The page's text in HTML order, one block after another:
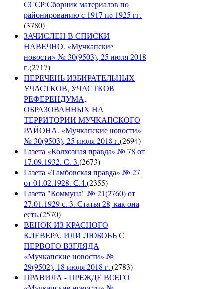
СССР:Сборник материалов по
районированию с 1917 по 1925 гг.
(3780)
ЗАЧИСЛЕН В СПИСКИ
НАВЕЧНО. «Мучкапские
новости» № 30(9503), 25 июля 2018
г.(2717)
ПЕРЕЧЕНЬ ИЗБИРАТЕЛЬНЫХ
УЧАСТКОВ, УЧАСТКОВ
РЕФЕРЕНДУМА,
ОБРАЗОВАННЫХ НА
ТЕРРИТОРИИ МУЧКАПСКОГО
РАЙОНА. «Мучкапские новости»
№ 30(9503), 25 июля 2018 г.(2694)
Газета «Колхозная правда» № 78 от
17.09.1932. С. 3.(2673)
Газета «Тамбовская правда» № 27
от 01.02.1928. С.4.(2355)
Газета "Коммуна" № 21(2760) от
27.01.1929 с. 3. Статья 28, как она
есть.(2570)
ВЕНОК ИЗ КРАСНОГО
КЛЕВЕРА, ИЛИ ЛЮБОВЬ С
ПЕРВОГО ВЗГЛЯДА
«Мучкапские новости» №
29(9502), 18 июля 2018 г. (2783)
ПРАВИЛА - ПРЕЖДЕ ВСЕГО